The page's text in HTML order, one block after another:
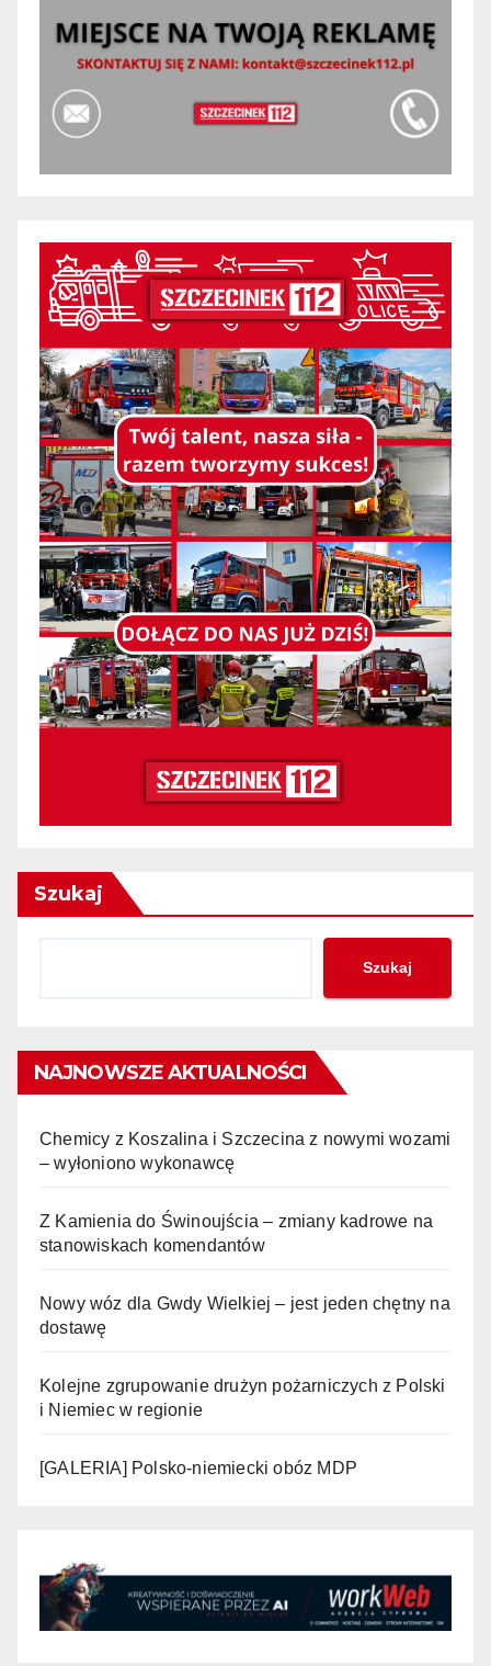
Szukaj
Szukaj
NAJNOWSZE AKTUALNOŚCI
Chemicy z Koszalina i Szczecina z nowymi wozami
– wyłoniono wykonawcę
Z Kamienia do Świnoujścia – zmiany kadrowe na
stanowiskach komendantów
Nowy wóz dla Gwdy Wielkiej – jest jeden chętny na
dostawę
Kolejne zgrupowanie drużyn pożarniczych z Polski
i Niemiec w regionie
[GALERIA] Polsko-niemiecki obóz MDP